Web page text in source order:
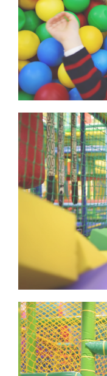
Happy little boy
balls. Child
jumping in ball